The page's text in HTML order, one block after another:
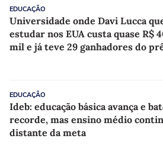
EDUCAÇÃO
Universidade onde Davi Lucca
estudar nos EUA custa quase R$
mil e já teve 29 ganhadores do
EDUCAÇÃO
Ideb: educação básica avança e
recorde, mas ensino médio
distante da meta